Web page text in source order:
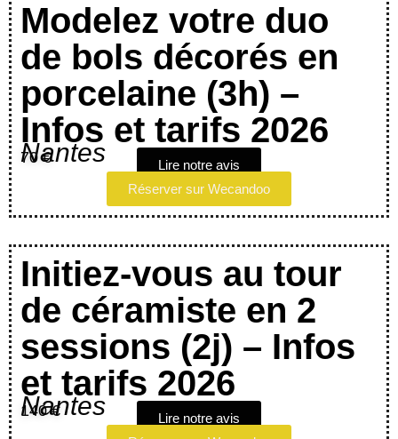
Modelez votre duo
de bols décorés en
porcelaine (3h) –
Infos et tarifs 2026
Nantes
70 €
Lire notre avis
Réserver sur Wecandoo
Initiez-vous au tour
de céramiste en 2
sessions (2j) – Infos
et tarifs 2026
Nantes
140 €
Lire notre avis